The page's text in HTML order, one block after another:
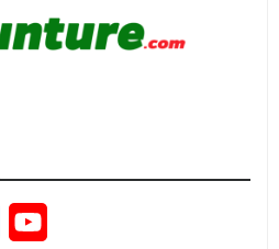
Twitter